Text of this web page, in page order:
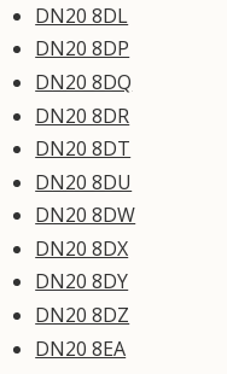
DN20 8DL
DN20 8DP
DN20 8DQ
DN20 8DR
DN20 8DT
DN20 8DU
DN20 8DW
DN20 8DX
DN20 8DY
DN20 8DZ
DN20 8EA